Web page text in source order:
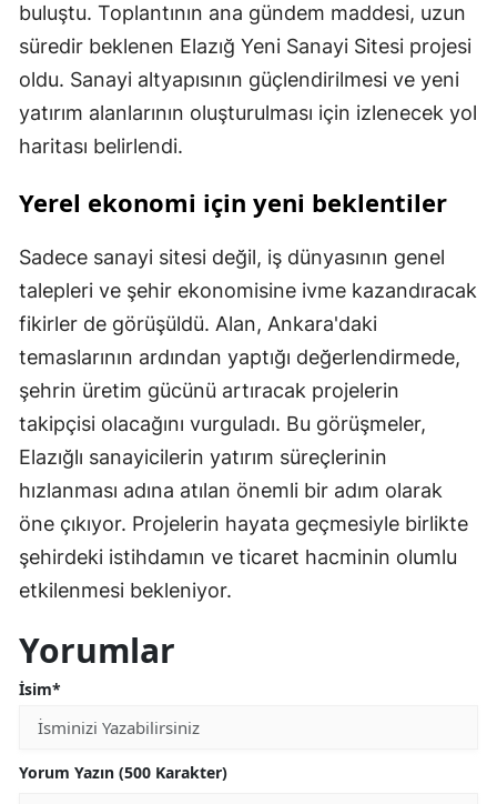
buluştu. Toplantının ana gündem maddesi, uzun
süredir beklenen Elazığ Yeni Sanayi Sitesi projesi
oldu. Sanayi altyapısının güçlendirilmesi ve yeni
yatırım alanlarının oluşturulması için izlenecek yol
haritası belirlendi.
Yerel ekonomi için yeni beklentiler
Sadece sanayi sitesi değil, iş dünyasının genel
talepleri ve şehir ekonomisine ivme kazandıracak
fikirler de görüşüldü. Alan, Ankara'daki
temaslarının ardından yaptığı değerlendirmede,
şehrin üretim gücünü artıracak projelerin
takipçisi olacağını vurguladı. Bu görüşmeler,
Elazığlı sanayicilerin yatırım süreçlerinin
hızlanması adına atılan önemli bir adım olarak
öne çıkıyor. Projelerin hayata geçmesiyle birlikte
şehirdeki istihdamın ve ticaret hacminin olumlu
etkilenmesi bekleniyor.
Yorumlar
İsim*
Yorum Yazın (500 Karakter)